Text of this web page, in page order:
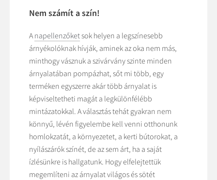
Nem számít a szín!
A napellenzőketsok helyen a legszínesebb
árnyékolóknak hívják, aminek az oka nem más,
minthogy vásznuk a szivárvány szinte minden
árnyalatában pompázhat, sőt mi több, egy
terméken egyszerre akár több árnyalat is
képviseltetheti magát a legkülönfélébb
mintázatokkal. A választás tehát gyakran nem
könnyű, lévén figyelembe kell venni otthonunk
homlokzatát, a környezetet, a kerti bútorokat, a
nyílászárók színét, de az sem árt, ha a saját
ízlésünkre is hallgatunk. Hogy elfelejtettük
megemlíteni az árnyalat világos és sötét